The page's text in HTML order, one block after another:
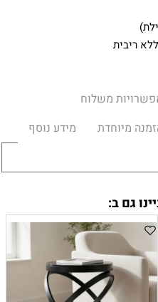
ריבית
משלוח
מיוחדת
מידע נוסף
גם ב: